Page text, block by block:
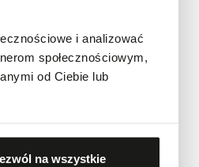
i analizować
społecznościowym,
od Ciebie lub
na wszystkie